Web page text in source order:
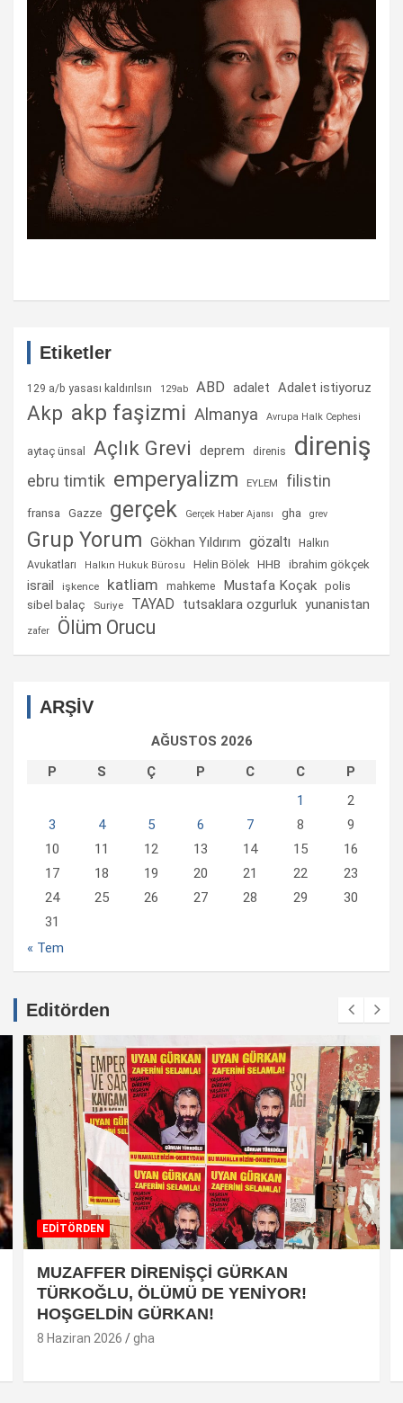
Etiketler
129 a/b yasası kaldırılsın 129ab ABD adalet Adalet istiyoruz
Akp akp faşizmi Almanya Avrupa Halk Cephesi
aytaç ünsal Açlık Grevi deprem direnis direniş
ebru timtik emperyalizm EYLEM filistin
fransa Gazze gerçek Gerçek Haber Ajansı gha grev
Grup Yorum Gökhan Yıldırım gözaltı
Halkın
Avukatları
Halkın Hukuk Bürosu Helin Bölek HHB ibrahim gökçek
israil işkence katliam mahkeme Mustafa Koçak polis
sibel balaç Suriye TAYAD tutsaklara ozgurluk yunanistan
zafer Ölüm Orucu
ARŞİV
AĞUSTOS 2026
P
S Ç P C C
P
1
2
3
4 5 6 7 8
9
10
11 12 13 14 15
16
17
18 19 20 21 22
23
24
25 26 27 28 29
30
31
« Tem
Editörden
EDİTÖRDEN
MUZAFFER DİRENİŞÇİ GÜRKAN
TÜRKOĞLU, ÖLÜMÜ DE YENİYOR!
HOŞGELDİN GÜRKAN!
8 Haziran 2026 gha